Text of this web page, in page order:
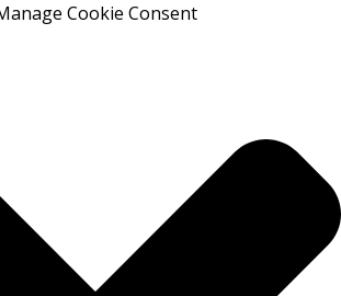
Cookie Consent